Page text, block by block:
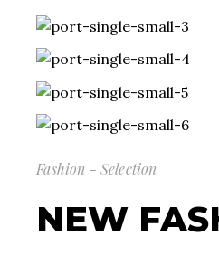
Fashion - Selection
NEW